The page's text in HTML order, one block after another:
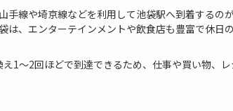
手線や埼京線などを利用して池袋駅へ到着するの
は、エンターテインメントや飲食店も豊富で休日
1～2回ほどで到達できるため、仕事や買い物、